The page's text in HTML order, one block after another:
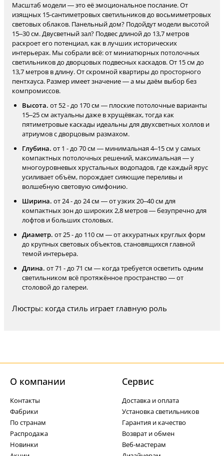
Масштаб модели — это её эмоциональное послание. От
изящных 15-сантиметровых светильников до восьмиметровых
световых облаков. Панельный дом? Подойдут модели высотой
15–30 см. Двусветный зал? Подвес длиной до 13,7 метров
раскроет его потенциал, как в лучших исторических
интерьерах. Мы собрали всё: от миниатюрных потолочных
светильников до дворцовых подвесных каскадов. От 15 см до
13,7 метров в длину. От скромной квартиры до просторного
пентхауса. Размер имеет значение — а мы даём выбор без
компромиссов.
Высота. от 52 - до 170 см — плоские потолочные варианты
15–25 см актуальны даже в хрущёвках, тогда как
пятиметровые каскады идеальны для двухсветных холлов и
атриумов с дворцовым размахом.
Глубина. от 1 - до 70 см — минимальная 4–15 см у самых
компактных потолочных решений, максимальная — у
многоуровневых хрустальных водопадов, где каждый ярус
усиливает объём, порождает сияющие переливы и
волшебную световую симфонию.
Ширина. от 24 - до 24 см — от узких 20–40 см для
компактных зон до широких 2,8 метров — безупречно для
лофтов и больших столовых.
Диаметр. от 25 - до 110 см — от аккуратных круглых форм
до крупных световых объектов, становящихся главной
темой интерьера.
Длина. от 71 - до 71 см — когда требуется осветить одним
светильником всё протяжённое пространство — от
столовой до галереи.
Люстры: когда стиль играет главную роль
О компании
Контакты
Фабрики
По странам
Распродажа
Новинки
Cервис
Доставка и оплата
Установка светильников
Гарантия и качество
Возврат и обмен
Веб-мастерам